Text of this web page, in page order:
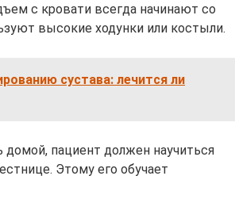
с кровати всегда начинают со
высокие ходунки или костыли.
сустава: лечится ли
пациент должен научиться
Этому его обучает